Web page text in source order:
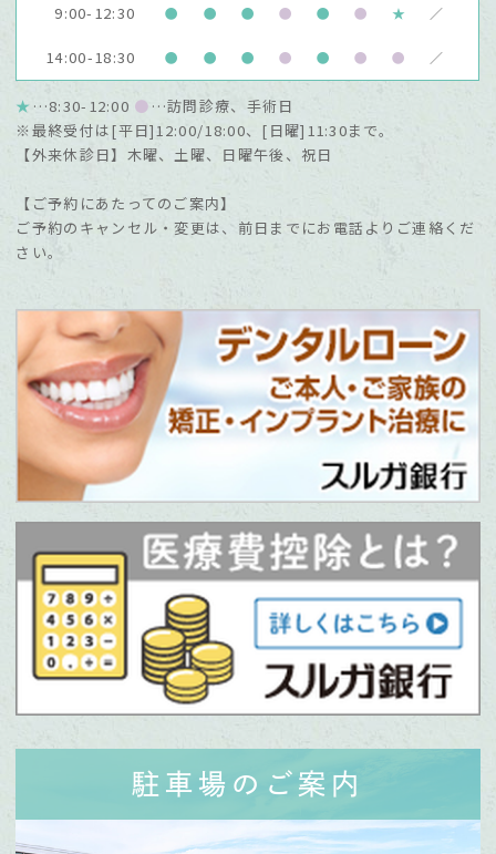
9:00-12:30
● ● ● ● ● ● ★ ／
14:00-18:30 ● ● ● ● ● ● ● ／
★ …8:30-12:00 ● …訪問診療、手術日
※最終受付は[平日]12:00/18:00、[日曜]11:30まで。
【外来休診日】木曜、土曜、日曜午後、祝日
【ご予約にあたってのご案内】
ご予約のキャンセル・変更は、前日までにお電話よりご連絡くだ
さい。
駐車場のご案内